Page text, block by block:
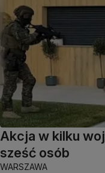
Akcja w kilku
sześć osób
WARSZAWA